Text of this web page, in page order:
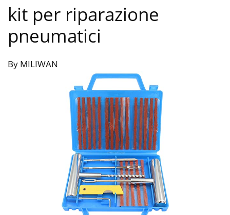
kit per riparazione
pneumatici
By MILIWAN